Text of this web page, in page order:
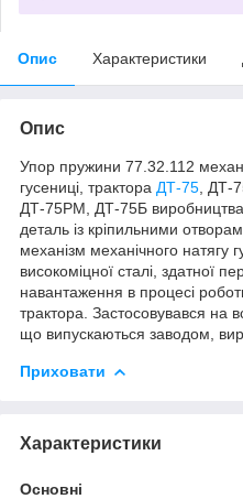
Опис Характеристики
Опис
Упор пружини 77.32.112
гусениці, трактора ДТ-75 ,
ДТ-75РМ, ДТ-75Б
деталь із кріпильними
механізм механічного натягу
високоміцної сталі, здатної
навантаження в процесі
трактора. Застосовувався на
що випускаються заводом,
Приховати
Характеристики
Основні